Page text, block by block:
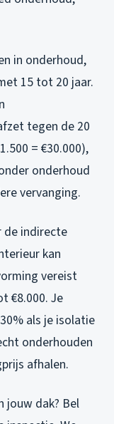
in onderhoud,
15 tot 20 jaar.
tegen de 20
= €30.000),
onderhoud
vervanging.
de indirecte
kan
vereist
€8.000. Je
als je isolatie
onderhouden
afhalen.
jouw dak? Bel